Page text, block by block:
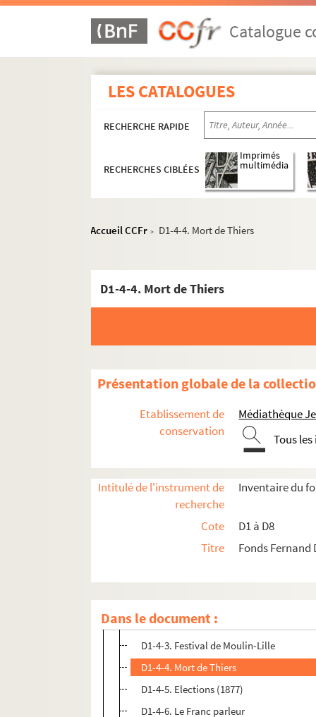
Catalogue
LES CATALOGUES
RECHERCHE RAPIDE
RECHERCHES CIBLÉES
Imprimés
multimédia
Accueil CCFr > D1-4-4. Mort de Thiers
D1-4-4. Mort de Thiers
Présentation globale de la
Etablissement de
conservation
Médiathèque
Tous
Intitulé de l'instrument de
recherche
Inventaire du
Cote
D1 à D8
Titre
Fonds Fernand
Dans le document :
D1-1. Sans titre
D1-1bis. Sans titre
D1-2. Sans titre
D1-4-1. Université catholique (1877)
D1-4-2. Gambetta à Lille (1877)
D1-4-3. Festival de Moulin-Lille
D1-4-4. Mort de Thiers
D1-4-5. Elections (1877)
D1-4-6. Le Franc parleur